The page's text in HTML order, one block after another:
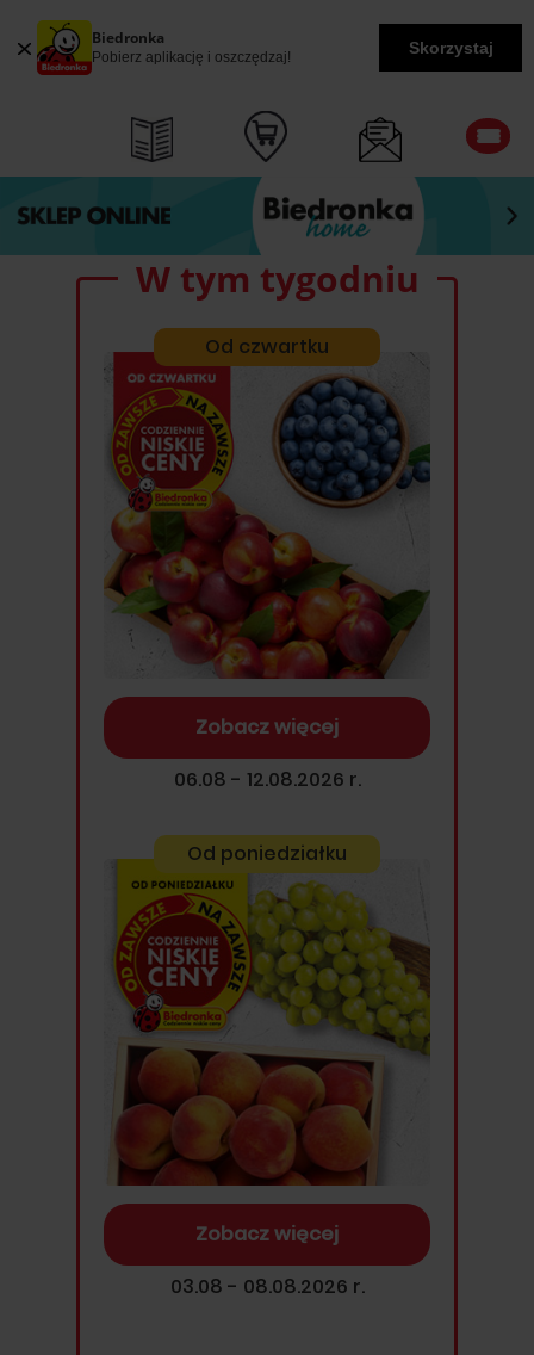
Biedronka
Pobierz aplikację i oszczędzaj! Skorzystaj
W tym tygodniu
Od czwartku
Zobacz więcej
06.08 - 12.08.2026 r.
Od poniedziałku
Zobacz więcej
03.08 - 08.08.2026 r.